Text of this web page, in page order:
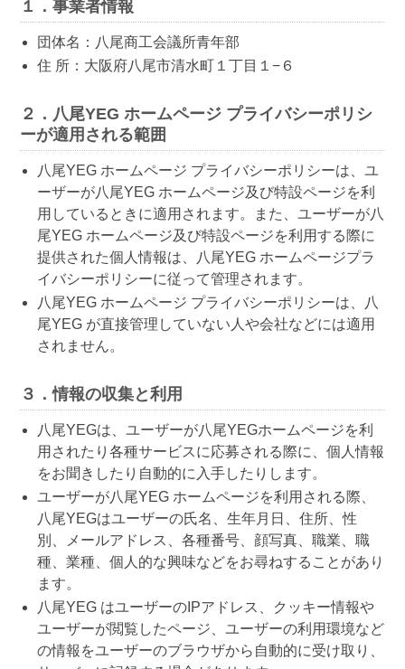
１．事業者情報
団体名：八尾商⼯会議所⻘年部
住 所：大阪府八尾市清水町１丁目１−６
２．八尾YEG ホームページ プライバシーポリシ
ーが適用される範囲
八尾YEG ホームページ プライバシーポリシーは、ユ
ーザーが八尾YEG ホームページ及び特設ページを利
用しているときに適用されます。また、ユーザーが八
尾YEG ホームページ及び特設ページを利用する際に
提供された個人情報は、八尾YEG ホームページプラ
イバシーポリシーに従って管理されます。
八尾YEG ホームページ プライバシーポリシーは、八
尾YEG が直接管理していない人や会社などには適用
されません。
３．情報の収集と利用
八尾YEGは、ユーザーが八尾YEGホームページを利
用されたり各種サービスに応募される際に、個人情報
をお聞きしたり自動的に入手したりします。
ユーザーが八尾YEG ホームページを利用される際、
八尾YEGはユーザーの氏名、生年月日、住所、性
別、メールアドレス、各種番号、顔写真、職業、職
種、業種、個人的な興味などをお尋ねすることがあり
ます。
八尾YEG はユーザーのIPアドレス、クッキー情報や
ユーザーが閲覧したページ、ユーザーの利用環境など
の情報をユーザーのブラウザから自動的に受け取り、